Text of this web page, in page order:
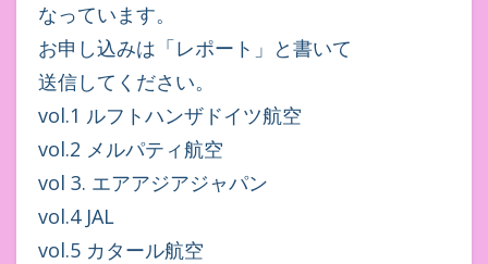
なっています。
お申し込みは「レポート」と書いて
送信してください。
vol.1 ルフトハンザドイツ航空
vol.2 メルパティ航空
vol 3. エアアジアジャパン
vol.4 JAL
vol.5 カタール航空